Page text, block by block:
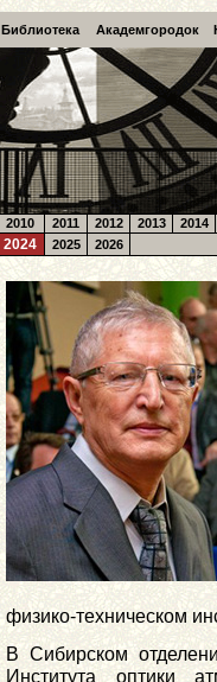
Библиотека Академгородок
2010 2011 2012 2013 2014
2024 2025 2026
физико-техническом
В Сибирском
Института